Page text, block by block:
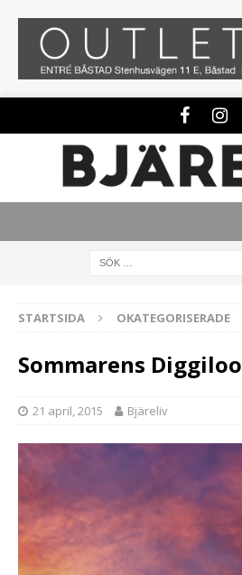
STARTSIDA OKATEGORISERADE
Sommarens Diggiloo
21 april, 2015 Bjäreliv